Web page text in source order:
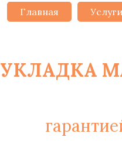
Главная Услуги
УКЛАДКА